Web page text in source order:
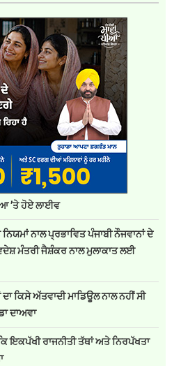
’ਤੇ ਹੋਏ ਲਾਈਵ
ਨਾਲ ਪ੍ਰਭਾਵਿਤ ਪੰਜਾਬੀ ਨੌਜਵਾਨਾਂ ਦੇ
ਮੰਤਰੀ ਜੈਸ਼ੰਕਰ ਨਾਲ ਮੁਲਾਕਾਤ ਲਈ
ਕਿਸੇ ਅੱਤਵਾਦੀ ਮਾਡਿਊਲ ਨਾਲ ਨਹੀਂ ਸੀ
ਦਾਅਵਾ
ਇਕਪੱਖੀ ਰਾਜਨੀਤੀ ਤੱਥਾਂ ਅਤੇ ਨਿਰਪੱਖਤਾ